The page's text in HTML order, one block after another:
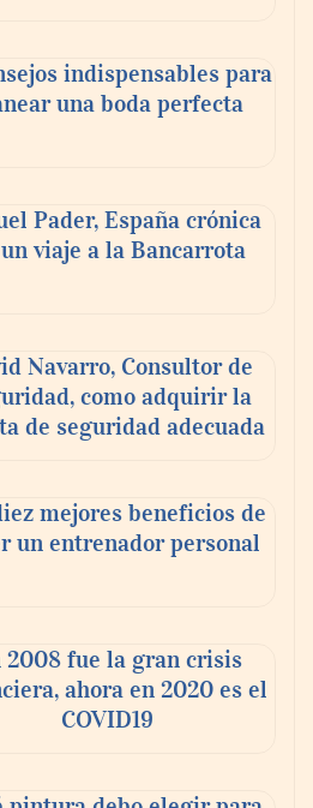
Grupo Modelo
7 de cada 10 la
eclipse solar del 12 de
puede vencer. No
indispensables para
una boda perfecta
Pader, España crónica
viaje a la Bancarrota
Navarro, Consultor de
como adquirir la
de seguridad adecuada
mejores beneficios de
un entrenador personal
2008 fue la gran crisis
ahora en 2020 es el
COVID19